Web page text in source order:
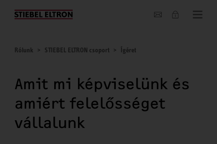
Hírek
Rólunk STIEBEL ELTRON csoport Ígéret
Amit mi képviselünk és
amiért felelősséget
vállalunk